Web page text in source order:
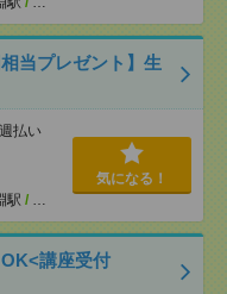
当プレゼント】生
払い
駅 / …
気になる！
講座受付